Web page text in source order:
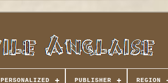
PERSONALIZED PUBLISHER REGION